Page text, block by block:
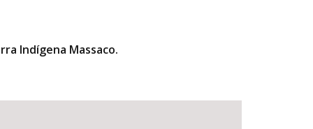
Indígena Massaco.